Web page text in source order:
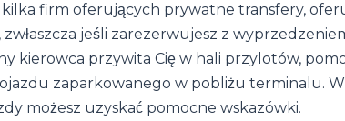
kilka firm oferujących prywatne transfery,
jeśli zarezerwujesz z
kierowca przywita Cię w hali przylotów,
zaparkowanego w pobliżu terminalu.
możesz uzyskać pomocne wskazówki.